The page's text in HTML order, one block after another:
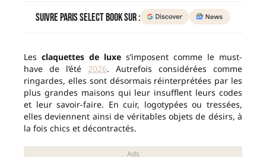
Suivre Paris Select Book sur :
Les claquettes de luxe s’imposent comme le must-
have de l’été 2026. Autrefois considérées comme
ringardes, elles sont désormais réinterprétées par les
plus grandes maisons qui leur insufflent leurs codes
et leur savoir-faire. En cuir, logotypées ou tressées,
elles deviennent ainsi de véritables objets de désirs, à
la fois chics et décontractés.